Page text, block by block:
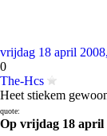
vrijdag 18 april
0
The-Hcs
Heet stiekem
quote:
Op vrijdag 18 april